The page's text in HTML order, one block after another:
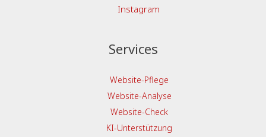
Instagram
Services
Website-Pflege
Website-Analyse
Website-Check
KI-Unterstützung